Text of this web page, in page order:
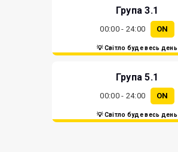
Група 3.1
00:00 - 24:00 ON
💡 Світло буде весь день
Група 5.1
00:00 - 24:00 ON
💡 Світло буде весь день